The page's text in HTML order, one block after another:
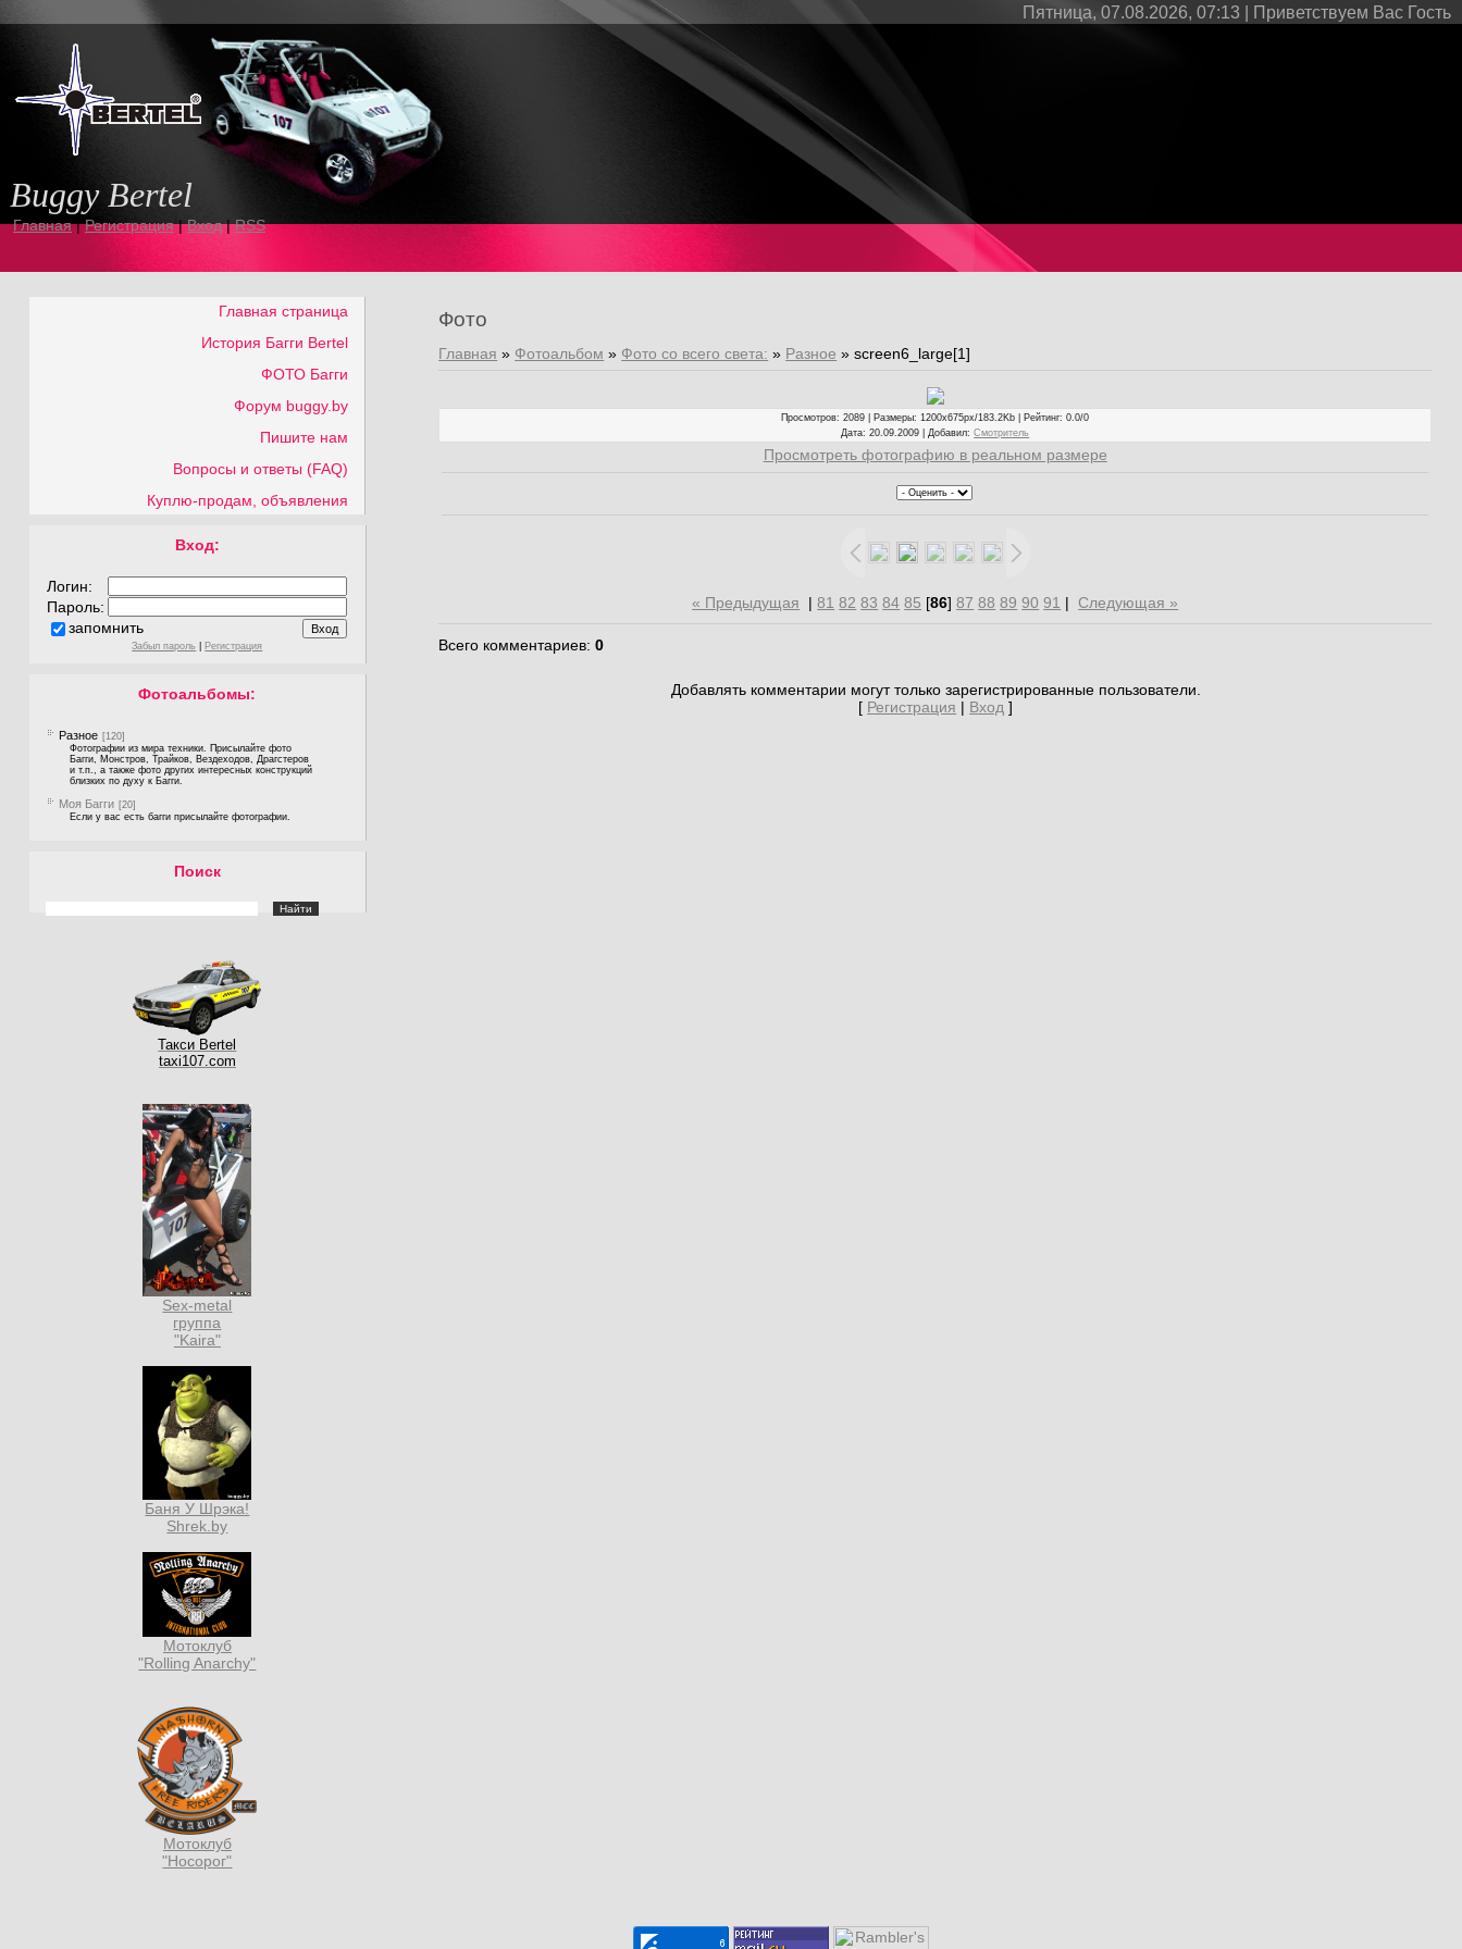
Пятница, 07.08.2026, 07:13 | Приветствуем Вас Гость
Buggy Bertel
Главная|Регистрация|Вход |RSS
Главная страница
История Багги Bertel
ФОТО Багги
Форум buggy.by
Пишите нам
Вопросы и ответы (FAQ)
Куплю-продам, объявления
Вход:
Логин:
Пароль:
запомнить
Забыл пароль Регистрация
Фотоальбомы:
Разное [120]
Фотографии из мира техники. Присылайте фото
Багги, Монстров, Трайков, Вездеходов, Драгстеров
и т.п., а также фото других интересных конструкций
близких по духу к Багги.
Моя Багги [20]
Если у вас есть багги присылайте фотографии.
Поиск
Такси Bertel
taxi107.com
Sex-metal
группа
"Kaira"
Баня У Шрэка!
Shrek.by
Мотоклуб
"Rolling Anarchy"
Мотоклуб
"Носорог"
Фото
Главная » Фотоальбом » Фото со всего света: » Разное » screen6_large[1]
Просмотров: 2089 | Размеры: 1200x675px/183.2Kb | Рейтинг: 0.0/0
Дата: 20.09.2009 |Добавил:Смотритель
Просмотреть фотографию в реальном размере
« Предыдущая |81 82 83 84 85 [86]87 88 89 90 91 |Следующая »
Всего комментариев:0
Добавлять комментарии могут только зарегистрированные пользователи.
[ Регистрация | Вход ]